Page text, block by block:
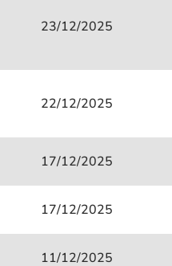
23/12/2025
22/12/2025
17/12/2025
17/12/2025
11/12/2025